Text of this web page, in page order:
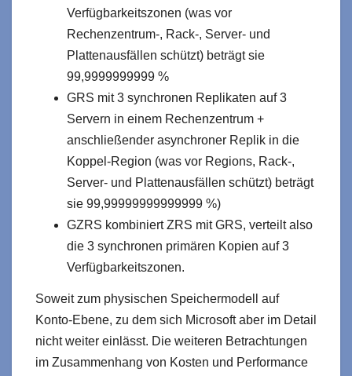
Verfügbarkeitszonen (was vor
Rechenzentrum-, Rack-, Server- und
Plattenausfällen schützt) beträgt sie
99,9999999999 %
GRS mit 3 synchronen Replikaten auf 3
Servern in einem Rechenzentrum +
anschließender asynchroner Replik in die
Koppel-Region (was vor Regions, Rack-,
Server- und Plattenausfällen schützt) beträgt
sie 99,99999999999999 %)
GZRS kombiniert ZRS mit GRS, verteilt also
die 3 synchronen primären Kopien auf 3
Verfügbarkeitszonen.
Soweit zum physischen Speichermodell auf
Konto-Ebene, zu dem sich Microsoft aber im Detail
nicht weiter einlässt. Die weiteren Betrachtungen
im Zusammenhang von Kosten und Performance